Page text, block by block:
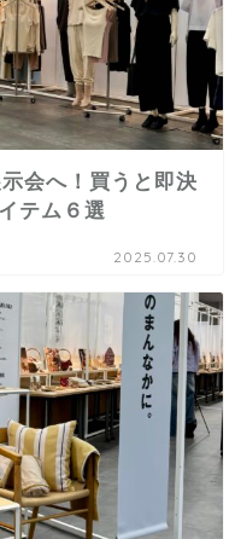
会へ！買うと即決
テム６選
2025.07.30